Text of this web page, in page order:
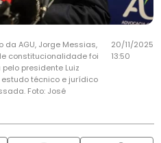
da AGU, Jorge Messias,
constitucionalidade foi
presidente Luiz
técnico e jurídico
Foto: José
20/11/2025
13:50